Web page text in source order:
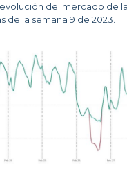
del mercado de
de la semana 9 de 2023.